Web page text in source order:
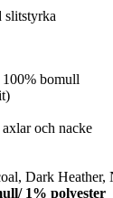
slitstyrka
bomull
och nacke
Dark Heather,
1% polyester